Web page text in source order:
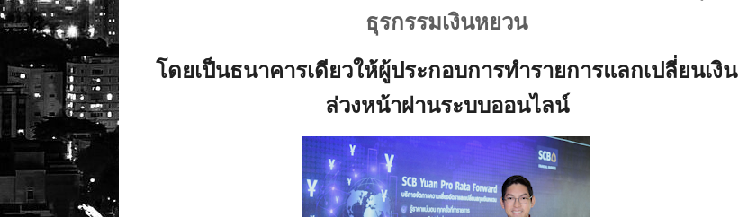
ธุรกรรมเงินหยวน
โดยเป็นธนาคารเดียวให้ผู้ประกอบการทำรายการแลกเปลี่ยนเงิน
ล่วงหน้าผ่านระบบออนไลน์